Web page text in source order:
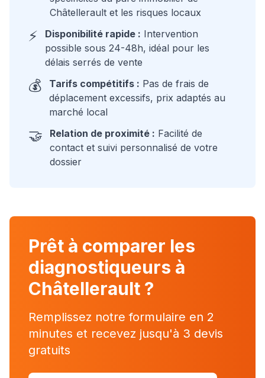
Châtellerault et les risques locaux
⚡ Disponibilité rapide : Intervention
possible sous 24-48h, idéal pour les
délais serrés de vente
💰 Tarifs compétitifs : Pas de frais de
déplacement excessifs, prix adaptés au
marché local
🤝 Relation de proximité : Facilité de
contact et suivi personnalisé de votre
dossier
Prêt à comparer les
diagnostiqueurs à
Châtellerault ?
Remplissez notre formulaire en 2
minutes et recevez jusqu'à 3 devis
gratuits